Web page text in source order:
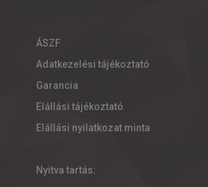
ÁSZF
Adatkezelési tájékoztató
Garancia
Elállási tájékoztató
Elállási nyilatkozat minta
Nyitva tartás: